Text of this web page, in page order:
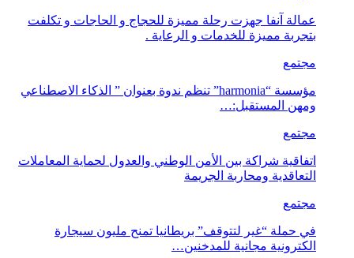
عمالة آنفا جهزت رحلة مميزة للحجاج و الحاجات و تكلفت
بتجربة مميزة للخدمات و الرعاية .
مجتمع
مؤسسة “harmonia” تنظم ندوة بعنوان ” الذكاء الاصطناعي
ومهن المستقبل:…
مجتمع
اتفاقية شراكة بين الأمن الوطني والعدول لحماية المعاملات
التعاقدية ومحاربة الجريمة
مجتمع
في حملة “غير لتتوقف” بريطانيا تمنح مليون سيجارة
الكترونية مجانية للمدخنين…